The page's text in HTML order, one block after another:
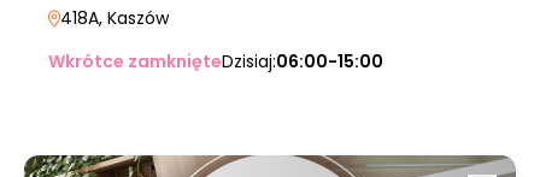
418A, Kaszów
Wkrótce zamknięteDzisiaj:06:00-15:00